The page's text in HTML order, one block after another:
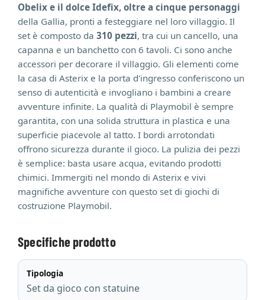
Obelix e il dolce Idefix, oltre a cinque personaggi
della Gallia, pronti a festeggiare nel loro villaggio. Il
set è composto da 310 pezzi, tra cui un cancello, una
capanna e un banchetto con 6 tavoli. Ci sono anche
accessori per decorare il villaggio. Gli elementi come
la casa di Asterix e la porta d'ingresso conferiscono un
senso di autenticità e invogliano i bambini a creare
avventure infinite. La qualità di Playmobil è sempre
garantita, con una solida struttura in plastica e una
superficie piacevole al tatto. I bordi arrotondati
offrono sicurezza durante il gioco. La pulizia dei pezzi
è semplice: basta usare acqua, evitando prodotti
chimici. Immergiti nel mondo di Asterix e vivi
magnifiche avventure con questo set di giochi di
costruzione Playmobil.
Specifiche prodotto
Tipologia
Set da gioco con statuine